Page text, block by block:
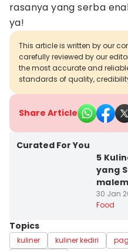
rasanya yang serba
ya!
This article is written by our
carefully reviewed by our
the most accurate and
standards of quality,
Share Article
Curated For You
5
yang
30 Jan
Food
Topics
kuliner kuliner kediri